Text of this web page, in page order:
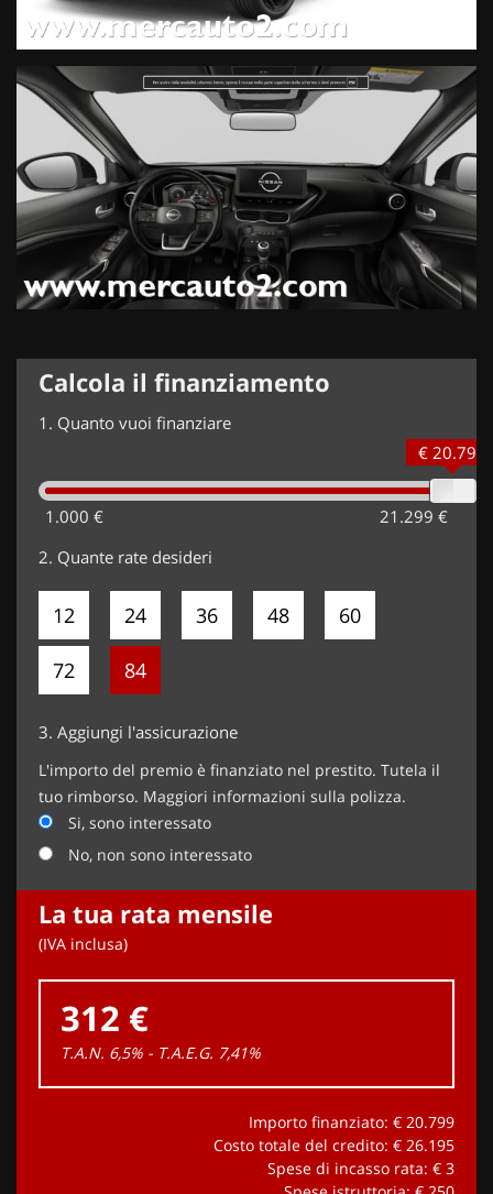
Calcola il finanziamento
1. Quanto vuoi finanziare
1.000 € 21.299 €
€ 20.799
2. Quante rate desideri
12 24 36 48 60
72 84
3. Aggiungi l'assicurazione
L'importo del premio è finanziato nel prestito. Tutela il
tuo rimborso. Maggiori informazioni sulla polizza.
Si, sono interessato
No, non sono interessato
La tua rata mensile
(IVA inclusa)
312 €
T.A.N. 6,5% - T.A.E.G. 7,41%
Importo finanziato: € 20.799
Costo totale del credito: € 26.195
Spese di incasso rata: € 3